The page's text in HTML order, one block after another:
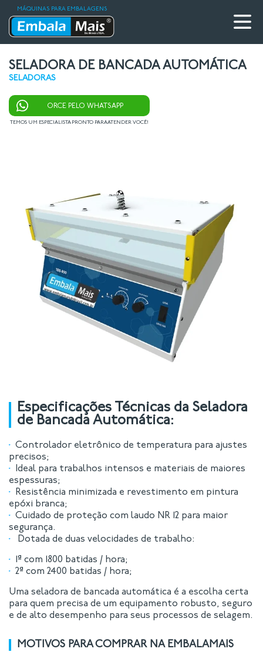
MÁQUINAS PARA EMBALAGENS
SELADORA DE BANCADA AUTOMÁTICA
SELADORAS
ORCE PELO WHATSAPP
TEMOS UM ESPECIALISTA PRONTO PARA ATENDER VOCÊ!
Especificações Técnicas da Seladora
de Bancada Automática:
Controlador eletrônico de temperatura para ajustes
precisos;
Ideal para trabalhos intensos e materiais de maiores
espessuras;
Resistência minimizada e revestimento em pintura
epóxi branca;
Cuidado de proteção com laudo NR 12 para maior
segurança.
Dotada de duas velocidades de trabalho:
1ª com 1800 batidas / hora;
2ª com 2400 batidas / hora;
Uma seladora de bancada automática é a escolha certa
para quem precisa de um equipamento robusto, seguro
e de alto desempenho para seus processos de selagem.
MOTIVOS PARA COMPRAR NA EMBALAMAIS